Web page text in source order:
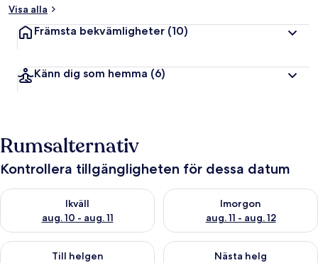
Visa alla
Främsta bekvämligheter (10)
Känn dig som hemma (6)
Rumsalternativ
Kontrollera tillgängligheten för dessa datum
Ikväll
aug. 10 - aug. 11
Kontrollera tillgängligheten för ikväll aug. 10 - aug. 11
Imorgon
aug. 11 - aug. 12
Kontrollera tillgängligheten
Till helgen
Kontrollera tillgängligheten för den här helgen aug. 14 - aug.
Nästa helg
Kontrollera tillgängligheten